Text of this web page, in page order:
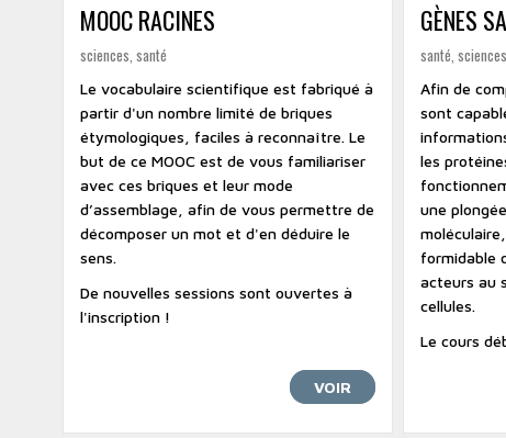
MOOC RACINES
sciences, santé
Le vocabulaire scientifique est fabriqué à
partir d'un nombre limité de briques
étymologiques, faciles à reconnaître. Le
but de ce MOOC est de vous familiariser
avec ces briques et leur mode
d’assemblage, afin de vous permettre de
décomposer un mot et d'en déduire le
sens.
De nouvelles sessions sont ouvertes à
l'inscription !
VOIR
GÈNES
santé,
Afin de
sont
les
une
formidable
acteurs au
cellules.
Le cours